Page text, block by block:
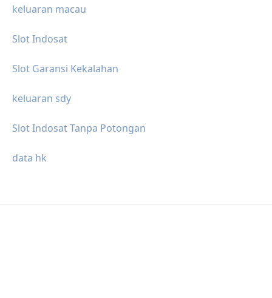
keluaran macau
Slot Indosat
Slot Garansi Kekalahan
keluaran sdy
Slot Indosat Tanpa Potongan
data hk